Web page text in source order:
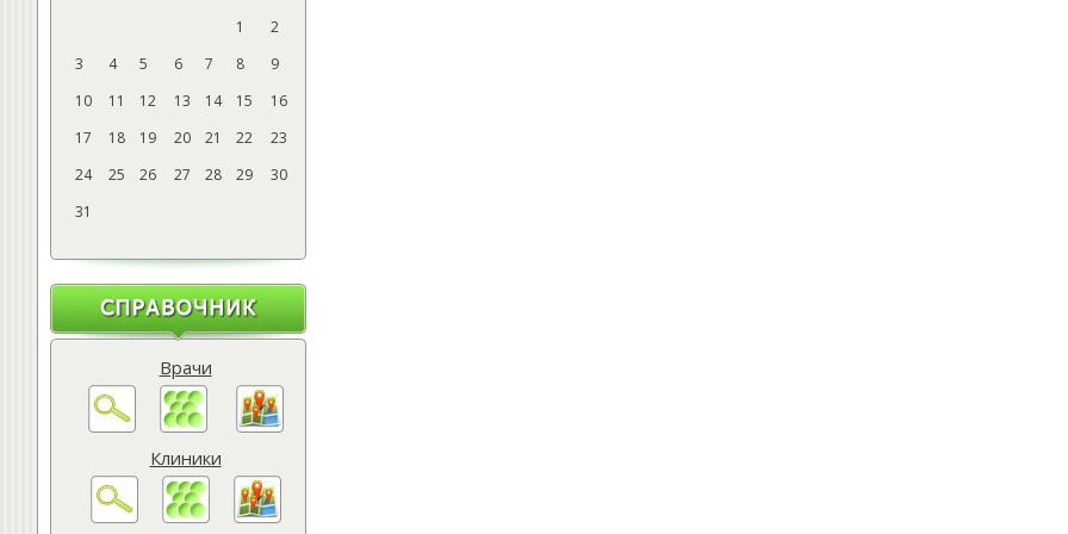
1
2
3
4 5 6 7 8
9
10
11 12 13 14 15
16
17
18 19 20 21 22
23
24
25 26 27 28 29
30
31
Врачи
Клиники